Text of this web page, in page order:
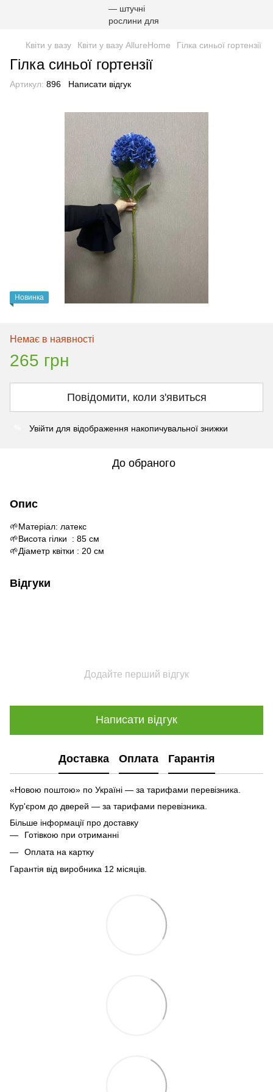
Квіти у вазу Квіти у вазу AllureHome Гілка синьої гортензії
Гілка синьої гортензії
Артикул: 896 Написати відгук
Новинка
Немає в наявності
265 грн
Повідомити, коли з'явиться
Увійти для відображення накопичувальної знижки
До обраного
Опис
🌱Матеріал: латекс
🌱Висота гілки : 85 см
🌱Діаметр квітки : 20 см
Відгуки
Додайте перший відгук
Написати відгук
Доставка Оплата Гарантія
«Новою поштою» по Україні — за тарифами перевізника.
Кур'єром до дверей — за тарифами перевізника.
Більше інформації про доставку
Готівкою при отриманні
Оплата на картку
Гарантія від виробника 12 місяців.